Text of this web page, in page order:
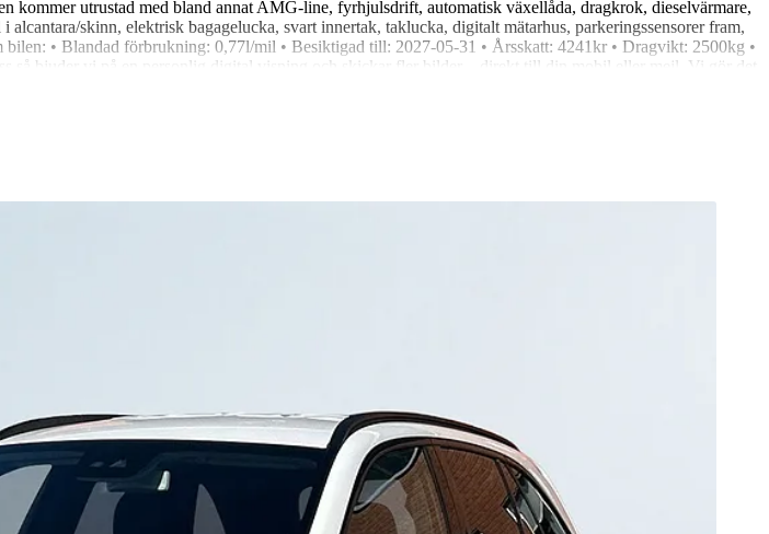
utrustad med bland annat AMG-line, fyrhjulsdrift, automatisk växellåda, dragkrok, dieselvärmare,
skinn, elektrisk bagagelucka, svart innertak, taklucka, digitalt mätarhus, parkeringssensorer fram,
• Blandad förbrukning: 0,77l/mil • Besiktigad till: 2027-05-31 • Årsskatt: 4241kr • Dragvikt: 2500kg •
bjuder vi på en personlig digital visning och skickar fler bilder – direkt till din mobil eller mejl. Vi gör det
– vi fixar allt! Välkommen till Niemi Bil – norra Sveriges varmaste bilhandlare. Vi är ett
tillbaka. • Kom förbi på en provkörning på Hammarvägen 1 i Skellefteå – vi bjuder på kaffe och goda